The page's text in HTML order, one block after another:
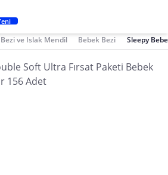
ve Islak Mendil Bebek Bezi Sleepy